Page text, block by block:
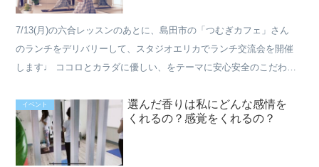
7/13(月)の六合レッスンのあとに、島田市の「つむぎカフェ」さん
のランチをデリバリーして、スタジオエリカでランチ交流会を開催
します♩ ココロとカラダに優しい、をテーマに安心安全のこだわり
イベント
選んだ香りは私にどんな感情を
くれるの？感覚をくれるの？